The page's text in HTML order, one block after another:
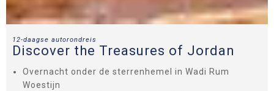
12-daagse autorondreis
Discover the Treasures of Jordan
Overnacht onder de sterrenhemel in Wadi Rum
Woestijn